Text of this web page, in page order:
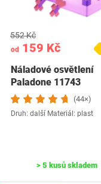
od 159 Kč
552 Kč
Náladové osvětlení
Paladone 11743
(44×)
Druh: další Materiál: plast
> 5 kusů skladem